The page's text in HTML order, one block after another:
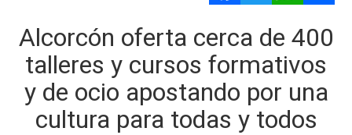
Alcorcón oferta cerca de 400
talleres y cursos formativos
y de ocio apostando por una
cultura para todas y todos